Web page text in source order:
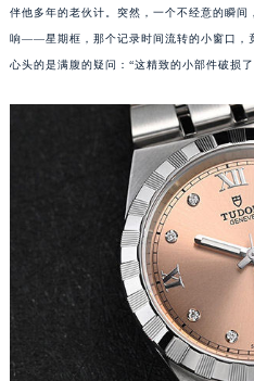
伴他多年的老伙计。突然，一个不经意的瞬
响——星期框，那个记录时间流转的小窗口，
心头的是满腹的疑问：“这精致的小部件破损